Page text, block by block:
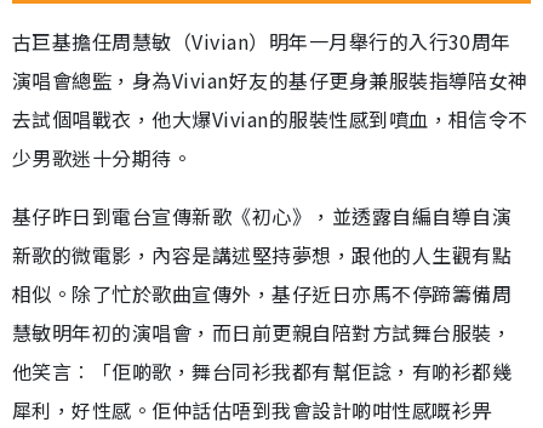
古巨基擔任周慧敏（Vivian）明年一月舉行的入行30周年
演唱會總監，身為Vivian好友的基仔更身兼服裝指導陪女神
去試個唱戰衣，他大爆Vivian的服裝性感到噴血，相信令不
少男歌迷十分期待。
基仔昨日到電台宣傳新歌《初心》，並透露自編自導自演
新歌的微電影，內容是講述堅持夢想，跟他的人生觀有點
相似。除了忙於歌曲宣傳外，基仔近日亦馬不停蹄籌備周
慧敏明年初的演唱會，而日前更親自陪對方試舞台服裝，
他笑言︰「佢啲歌，舞台同衫我都有幫佢諗，有啲衫都幾
犀利，好性感。佢仲話估唔到我會設計啲咁性感嘅衫畀